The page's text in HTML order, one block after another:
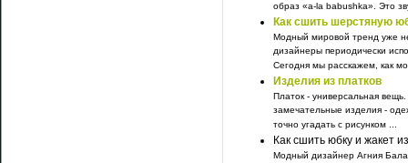
образ «a-la babushka». Это
Как сшить шерстяную
Модный мировой тренд уже
дизайнеры периодически
Сегодня мы расскажем, как
Изделия из платков
Платок - универсальная
замечательные изделия -
точно угадать с рисунком ...
Как сшить юбку и жакет
Модный дизайнер Агния